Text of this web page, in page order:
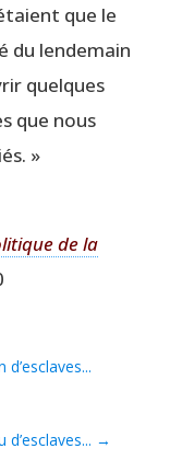
que le
du len­de­main
quelques
que nous
»
de la
→